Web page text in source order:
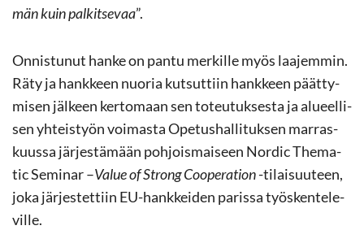
män kuin pal­kit­se­vaa”.
On­nis­tu­nut hanke on pantu mer­kil­le myös laa­jem­min.
Räty ja hank­keen nuo­ria kut­sut­tiin hank­keen päät­ty­
mi­sen jäl­keen ker­to­maan sen to­teu­tuk­ses­ta ja alu­eel­li­
sen yh­teis­työn voi­mas­ta Ope­tus­hal­li­tuk­sen mar­ras­
kuus­sa jär­jes­tä­mään poh­jois­mai­seen Nor­dic The­ma­
tic Se­mi­nar –Value of Strong Coo­pe­ra­tion-​tilaisuuteen,
joka jär­jes­tet­tiin EU-​hankkeiden pa­ris­sa työs­ken­te­le­
vil­le.